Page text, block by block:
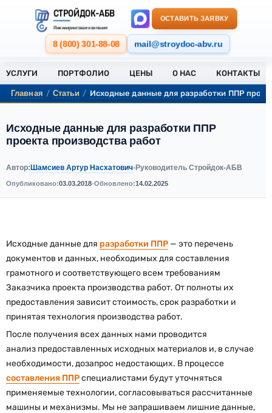
СТРОЙДОК-АБВ
Инжиниринговая компания
8 (800) 301-88-08 mail@stroydoc-abv.ru
ОСТАВИТЬ ЗАЯВКУ
УСЛУГИ ПОРТФОЛИО ЦЕНЫ О НАС КОНТАКТЫ
Главная / Статьи / Исходные данные для разработки ППР
Исходные данные для разработки ППР
проекта производства работ
Автор:Шамсиев Артур Насхатович•Руководитель Стройдок-АБВ
Опубликовано:03.03.2018•Обновлено:14.02.2025
Исходные данные для разработки ППР — это перечень
документов и данных, необходимых для составления
грамотного и соответствующего всем требованиям
Заказчика проекта производства работ. От полноты их
предоставления зависит стоимость, срок разработки и
принятая технология производства работ.
После получения всех данных нами проводится
анализ предоставленных исходных материалов и, в случае
необходимости, дозапрос недостающих. В процессе
составления ППРспециалистами будут уточняться
применяемые технологии, согласовываться рассчитанные
машины и механизмы. Мы не запрашиваем лишние данные,